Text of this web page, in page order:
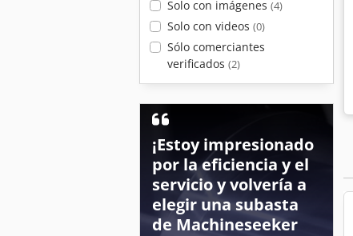
Solo con imágenes (4)
Solo con videos (0)
Sólo comerciantes
verificados (2)
¡Estoy impresionado
por la eficiencia y el
servicio y volvería a
elegir una subasta
de Machineseeker